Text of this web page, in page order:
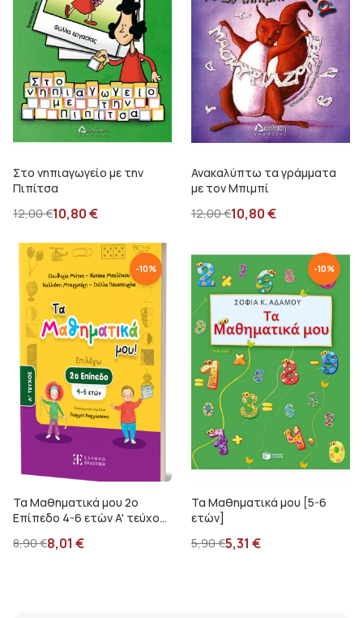
Στο νηπιαγωγείο με την
Πιπίτσα
12,00€10,80€
Ανακαλύπτω τα γράμματα
με τον Μπιμπί
12,00€10,80€
-10%
Τα Μαθηματικά μου 2ο
Επίπεδο 4-6 ετών A' τεύχος
8,90€8,01 €
-10%
Τα Μαθηματικά μου [5-6
ετών]
5,90€5,31 €